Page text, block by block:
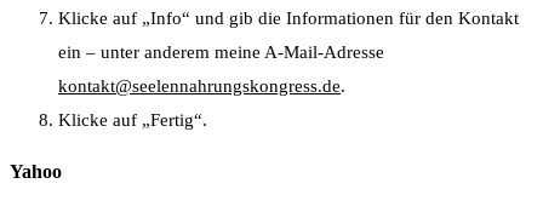
Klicke auf „Info“ und gib die Informationen für den Kontakt
ein – unter anderem meine A-Mail-Adresse
kontakt@seelennahrungskongress.de.
Klicke auf „Fertig“.
Yahoo